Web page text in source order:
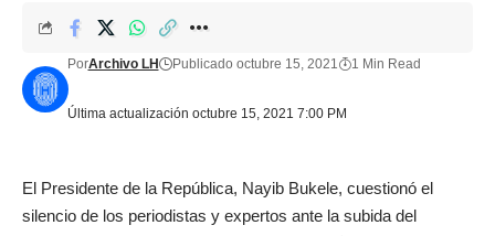
Última actualización octubre 15, 2021 7:00 PM
PorArchivo LH Publicado octubre 15, 2021 1 Min Read
El Presidente de la República, Nayib Bukele, cuestionó el
silencio de los periodistas y expertos ante la subida del